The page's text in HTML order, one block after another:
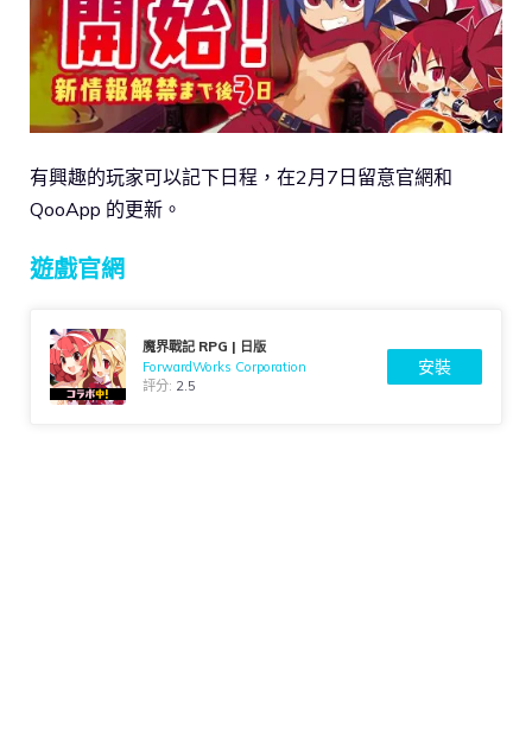
有興趣的玩家可以記下日程，在2月7日留意官網和
QooApp 的更新。
遊戲官網
魔界戰記 RPG | 日版
ForwardWorks Corporation
評分: 2.5
安裝